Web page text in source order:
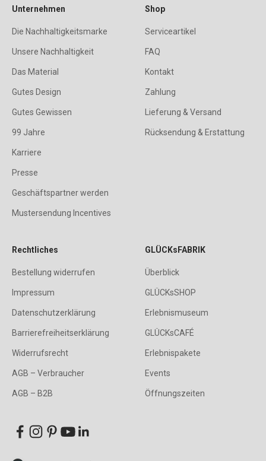
Unternehmen
Die Nachhaltigkeitsmarke
Unsere Nachhaltigkeit
Das Material
Gutes Design
Gutes Gewissen
99 Jahre
Karriere
Presse
Geschäftspartner werden
Mustersendung Incentives
Shop
Serviceartikel
FAQ
Kontakt
Zahlung
Lieferung & Versand
Rücksendung & Erstattung
Rechtliches
Bestellung widerrufen
Impressum
Datenschutzerklärung
Barrierefreiheitserklärung
Widerrufsrecht
AGB – Verbraucher
AGB – B2B
GLÜCKsFABRIK
Überblick
GLÜCKsSHOP
Erlebnismuseum
GLÜCKsCAFÉ
Erlebnispakete
Events
Öffnungszeiten